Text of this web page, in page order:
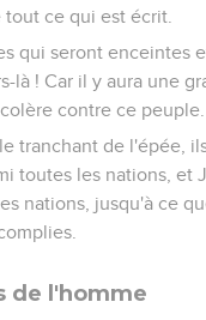
ce qui est écrit.
qui seront enceintes
là ! Car il y aura une
contre ce peuple.
tranchant de l'épée,
toutes les nations, et
nations, jusqu'à ce
de l'homme